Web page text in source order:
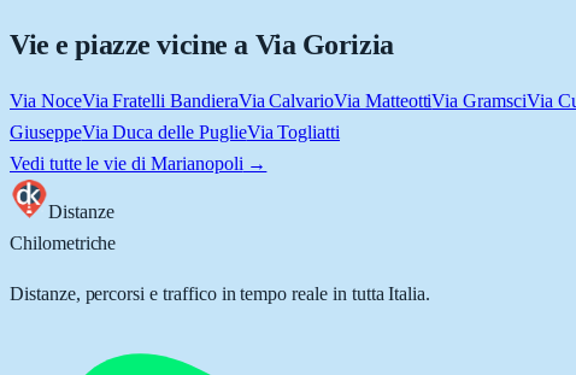
Vie e piazze vicine a Via Gorizia
Via NoceVia Fratelli BandieraVia CalvarioVia MatteottiVia GramsciVia
GiuseppeVia Duca delle PuglieVia Togliatti
Vedi tutte le vie di Marianopoli →
Distanze
Chilometriche
Distanze, percorsi e traffico in tempo reale in tutta Italia.